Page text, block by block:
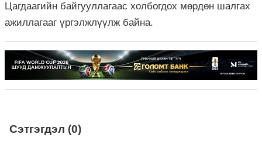
Цагдаагийн байгууллагаас холбогдох мөрдөн шалгах
ажиллагааг үргэлжлүүлж байна.
Сэтгэгдэл (0)